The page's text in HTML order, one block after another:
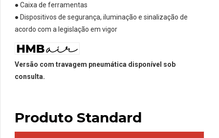
● Caixa de ferramentas
● Dispositivos de segurança, iluminação e sinalização de
acordo com a legislação em vigor
Versão com travagem pneumática disponível sob
consulta.
Produto Standard